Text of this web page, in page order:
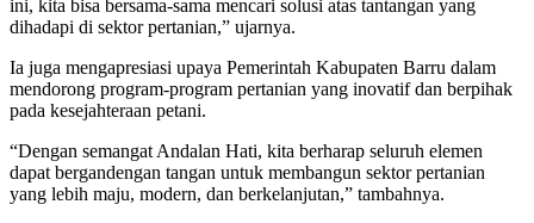
ini, kita bisa bersama-sama mencari solusi atas tantangan yang
dihadapi di sektor pertanian,” ujarnya.
Ia juga mengapresiasi upaya Pemerintah Kabupaten Barru dalam
mendorong program-program pertanian yang inovatif dan berpihak
pada kesejahteraan petani.
“Dengan semangat Andalan Hati, kita berharap seluruh elemen
dapat bergandengan tangan untuk membangun sektor pertanian
yang lebih maju, modern, dan berkelanjutan,” tambahnya.